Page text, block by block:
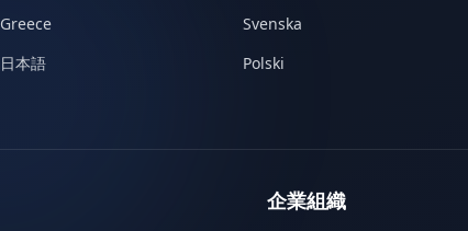
Greece Svenska
日本語 Polski
企業組織